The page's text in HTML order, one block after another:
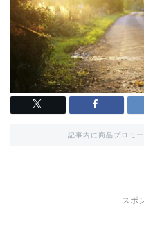
記事内に商品プロモ
スポ